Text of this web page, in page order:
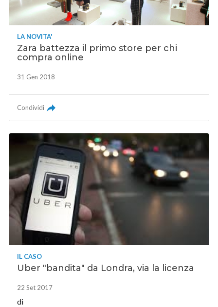
LA NOVITA'
Zara battezza il primo store per chi
compra online
31 Gen 2018
Condividi
IL CASO
Uber "bandita" da Londra, via la licenza
22 Set 2017
di